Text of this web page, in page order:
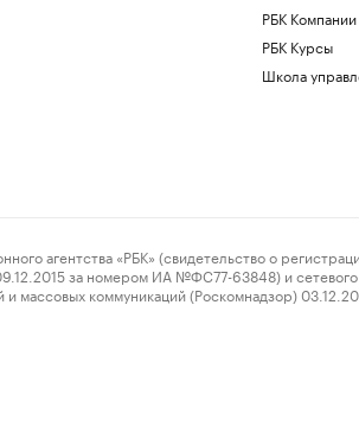
РБК Компании
РБК Курсы
Школа
«РБК» (свидетельство о
за номером ИА №ФС77-63848) и сетевого
массовых коммуникаций (Роскомнадзор)